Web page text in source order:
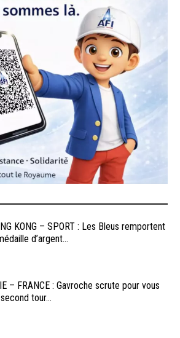
KONG – SPORT : Les Bleus remportent
d’argent...
– FRANCE : Gavroche scrute pour vous
tour...